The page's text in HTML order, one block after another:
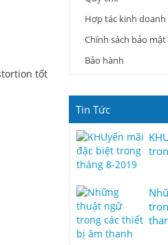
tốt
Hợp tác kinh doanh
Chính sách bảo mật
Bảo hành
Tin Tức